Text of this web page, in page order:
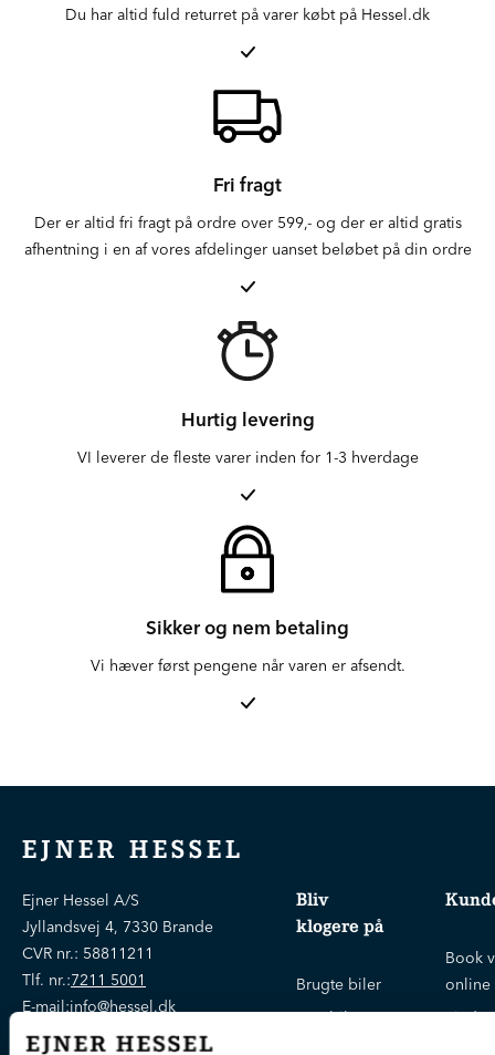
Du har altid fuld returret på varer købt på Hessel.dk
Fri fragt
Der er altid fri fragt på ordre over 599,- og der er altid gratis
afhentning i en af vores afdelinger uanset beløbet på din ordre
Hurtig levering
VI leverer de fleste varer inden for 1-3 hverdage
Sikker og nem betaling
Vi hæver først pengene når varen er afsendt.
EJNER HESSEL
Ejner Hessel A/S
Jyllandsvej 4, 7330 Brande
CVR nr.: 58811211
Tlf. nr.:7211 5001
E-mail:info@hessel.dk
Bliv
klogere på
Brugte biler
Nye biler
Book
online
Find